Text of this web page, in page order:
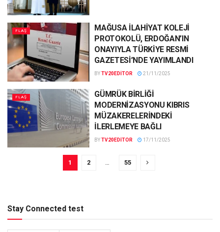
FLAŞ
MAĞUSA İLAHİYAT KOLEJİ
PROTOKOLÜ, ERDOĞAN’IN
ONAYIYLA TÜRKİYE RESMİ
GAZETESİ’NDE YAYIMLANDI
BYTV20EDITOR 21/11/2025
FLAŞ
GÜMRÜK BİRLİĞİ
MODERNİZASYONU KIBRIS
MÜZAKERELERİNDEKİ
İLERLEMEYE BAĞLI
BYTV20EDITOR 17/11/2025
1 2 … 55
Stay Connected test